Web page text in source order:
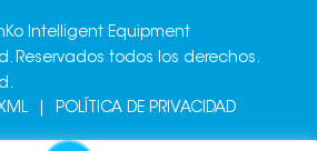
Intelligent Equipment
Reservados todos los derechos.
POLÍTICA DE PRIVACIDAD